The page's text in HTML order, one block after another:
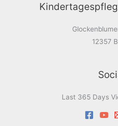
12357
Last 365 Days